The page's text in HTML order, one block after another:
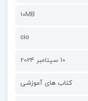
10MB
cio
10 سپتامبر 2024
کتاب های آموزشی